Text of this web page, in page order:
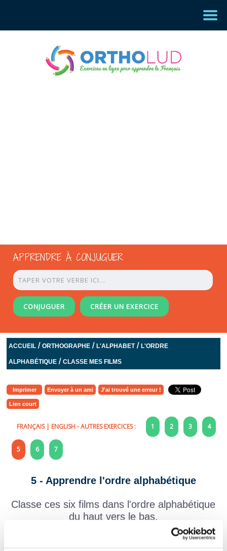
APPRENDRE À CONJUGUER
CONJUGUER CRÉER UN EXERCICE
ACCUEIL /ORTHOGRAPHE /L'ALPHABET/L'ORDRE
ALPHABÉTIQUE /CLASSE MES FILMS
Imprimer Envoyer à un ami J'ai trouvé une erreur !
Lien court
FRANÇAIS| ENGLISH- AUTRES EXERCICES : 1 2 3 4
5 6 7
5 - Apprendre l'ordre alphabétique
Classe ces six films dans l'ordre alphabétique
du haut vers le bas.